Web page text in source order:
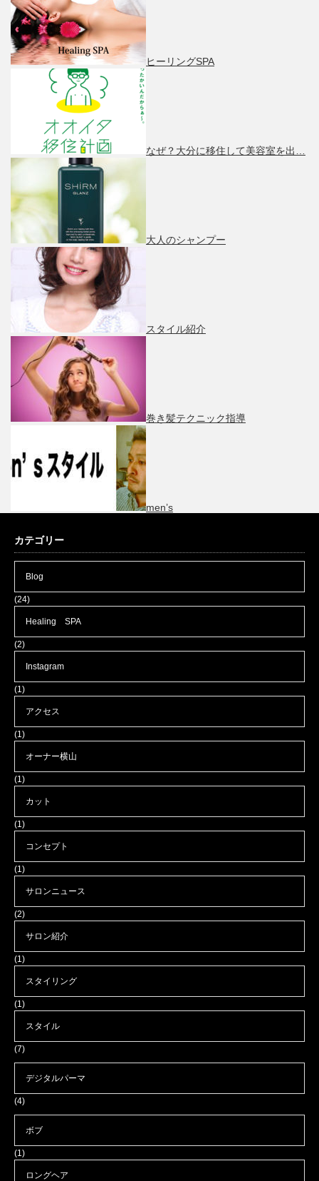
ヒーリングSPA
なぜ？大分に移住して美容室を出…
大人のシャンプー
スタイル紹介
巻き髪テクニック指導
men’s
カテゴリー
Blog
(24)
Healing SPA
(2)
Instagram
(1)
アクセス
(1)
オーナー横山
(1)
カット
(1)
コンセプト
(1)
サロンニュース
(2)
サロン紹介
(1)
スタイリング
(1)
スタイル
(7)
デジタルパーマ
(4)
ボブ
(1)
ロングヘア